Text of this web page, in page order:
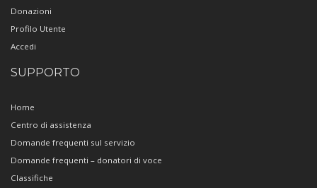
Donazioni
Profilo Utente
Accedi
SUPPORTO
Home
Centro di assistenza
Domande frequenti sul servizio
Domande frequenti – donatori di voce
Classifiche